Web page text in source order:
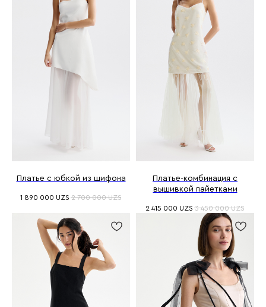
Платье с юбкой из шифона
1 890 000 UZS 2 700 000 UZS
Платье-комбинация с
вышивкой пайетками
2 415 000 UZS 3 450 000 UZS